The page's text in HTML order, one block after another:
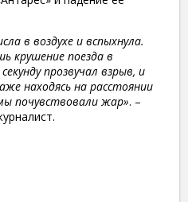
в воздухе и вспыхнула.
крушение поезда в
прозвучал взрыв, и
находясь на расстоянии
почувствовали жар». –